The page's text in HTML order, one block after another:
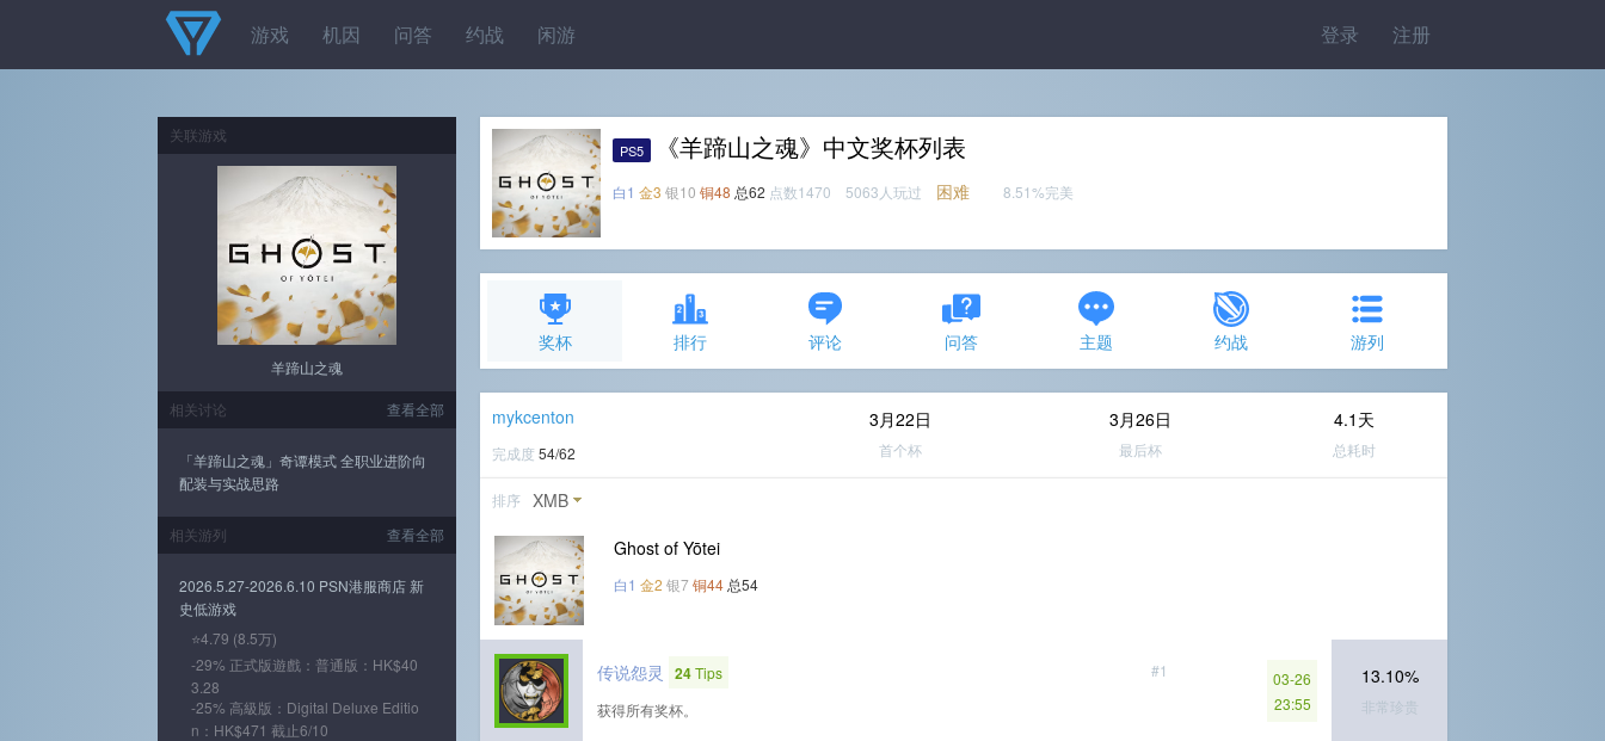
登录 注册
游戏 机因 问答 约战 闲游
PS5 《羊蹄山之魂》中文奖杯列表
白1 金3 银10 铜48 总62 点数1470 5063人玩过 困难 8.51%完美
奖杯 排行 评论 问答 主题 约战 游列
mykcenton
完成度 54/62
3月22日
首个杯
3月26日
最后杯
4.1天
总耗时
排序 XMB
Ghost of Yōtei
白1 金2 银7 铜44 总54
#1
传说怨灵 24Tips
获得所有奖杯。
03-26
23:55
13.10%
非常珍贵
关联游戏
羊蹄山之魂
查看全部
相关讨论
「羊蹄山之魂」奇谭模式 全职业进阶向
配装与实战思路
查看全部
相关游列
2026.5.27-2026.6.10 PSN港服商店 新
史低游戏
⭐4.79 (8.5万)
-29% 正式版遊戲：普通版：HK$40
3.28
-25% 高級版：Digital Deluxe Editio
n：HK$471 截止6/10